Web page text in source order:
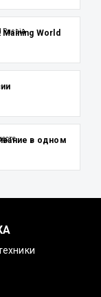
Maining World
в одном